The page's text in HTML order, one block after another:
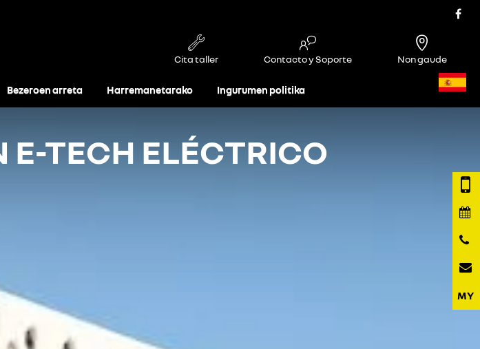
Cita taller Contacto y Soporte Non gaude
Bezeroen arreta Harremanetarako Ingurumen politika
TECH ELÉCTRICO